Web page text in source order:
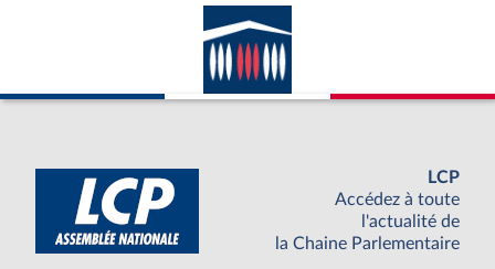
LCP
Accédez à toute
l'actualité de
la Chaine Parlementaire